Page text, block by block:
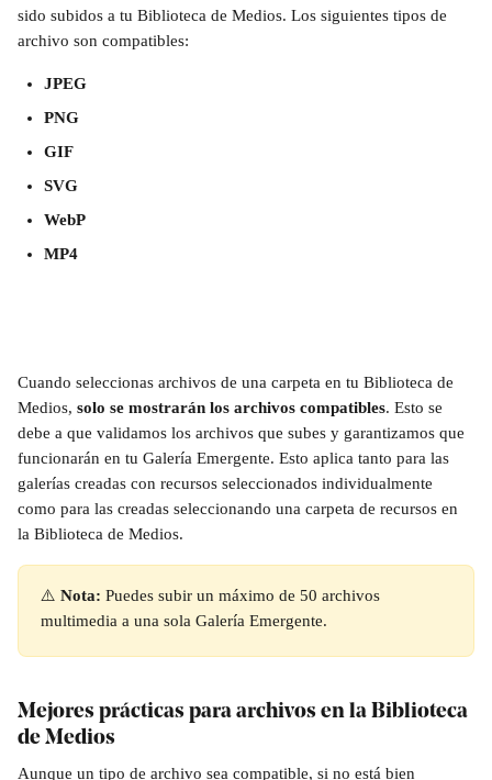
sido subidos a tu Biblioteca de Medios. Los siguientes tipos de
archivo son compatibles:
JPEG
PNG
GIF
SVG
WebP
MP4
Cuando seleccionas archivos de una carpeta en tu Biblioteca de
Medios, solo se mostrarán los archivos compatibles. Esto se
debe a que validamos los archivos que subes y garantizamos que
funcionarán en tu Galería Emergente. Esto aplica tanto para las
galerías creadas con recursos seleccionados individualmente
como para las creadas seleccionando una carpeta de recursos en
la Biblioteca de Medios.
⚠️ Nota: Puedes subir un máximo de 50 archivos
multimedia a una sola Galería Emergente.
Mejores prácticas para archivos en la Biblioteca
de Medios
Aunque un tipo de archivo sea compatible, si no está bien